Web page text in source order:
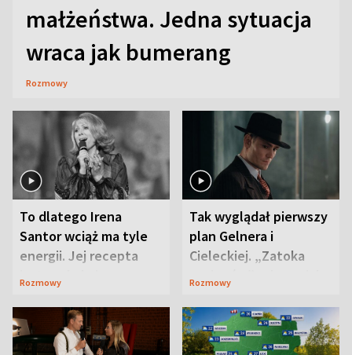
małżeństwa. Jedna sytuacja
wraca jak bumerang
Rozmowy
To dlatego Irena
Santor wciąż ma tyle
energii. Jej recepta
jest zaskakująco
Rozmowy
Tak wyglądał pierwszy
plan Gelnera i
Cieleckiej. „Zatoka
szpiegów” od razu ich
Rozmowy